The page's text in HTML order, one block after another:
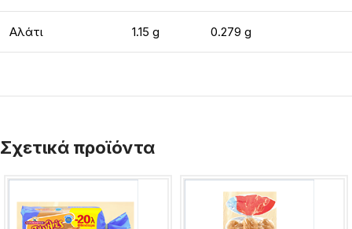
Αλάτι 1.15 g 0.279 g
Σχετικά προϊόντα